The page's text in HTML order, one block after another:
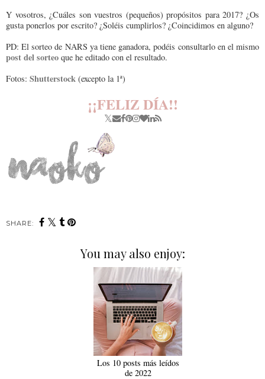
Y vosotros, ¿Cuáles son vuestros (pequeños) propósitos para 2017? ¿Os
gusta ponerlos por escrito? ¿Soléis cumplirlos? ¿Coincidimos en alguno?
PD: El sorteo de NARS ya tiene ganadora, podéis consultarlo en el mismo
post del sorteo que he editado con el resultado.
Fotos: Shutterstock (excepto la 1ª)
¡¡FELIZ DÍA!!
SHARE:
You may also enjoy:
Los 10 posts más leídos
de 2022